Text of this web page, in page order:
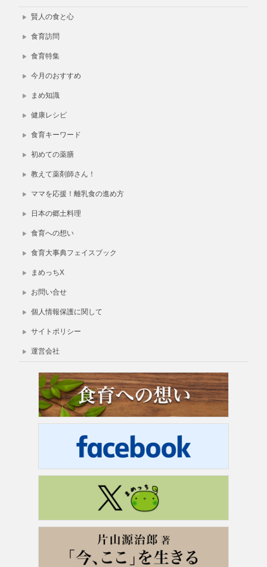
賢人の食と心
食育訪問
食育特集
今月のおすすめ
まめ知識
健康レシピ
食育キーワード
初めての薬膳
教えて薬剤師さん！
ママを応援！離乳食の進め方
日本の郷土料理
食育への想い
食育大事典フェイスブック
まめっちX
お問い合せ
個人情報保護に関して
サイトポリシー
運営会社